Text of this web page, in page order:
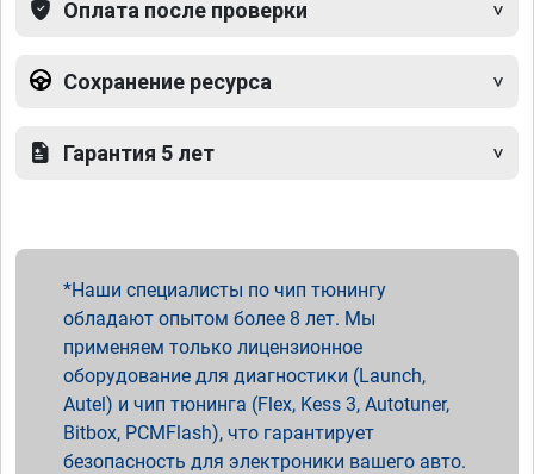
Оплата после проверки
Сохранение ресурса
Гарантия 5 лет
Наши специалисты по чип тюнингу
обладают опытом более 8 лет. Мы
применяем только лицензионное
оборудование для диагностики (Launch,
Autel) и чип тюнинга (Flex, Kess 3, Autotuner,
Bitbox, PCMFlash), что гарантирует
безопасность для электроники вашего авто.